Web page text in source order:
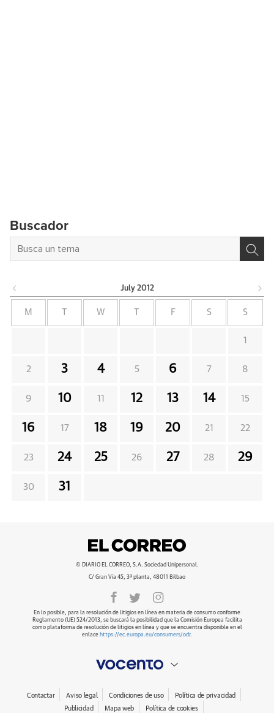
Buscador
July 2012
M W F S S
1
2 3 4 5 6 7 8
9 10 11 12 13 14 15
16 17 18 19 20 21 22
23 24 25 26 27 28 29
30 31
© DIARIO EL CORREO, S.A. Sociedad Unipersonal.
C/ Gran Vía 45, 3ª planta, 48011 Bilbao
En lo posible, para la resolución de litigios en línea en materia de consumo conforme
Reglamento (UE) 524/2013, se buscará la posibilidad que la Comisión Europea facilita
como plataforma de resolución de litigios en línea y que se encuentra disponible en el
enlace https://ec.europa.eu/consumers/odr.
Contactar Aviso legal Condiciones de uso
Política de privacidad
Publicidad
Mapa web Política de cookies